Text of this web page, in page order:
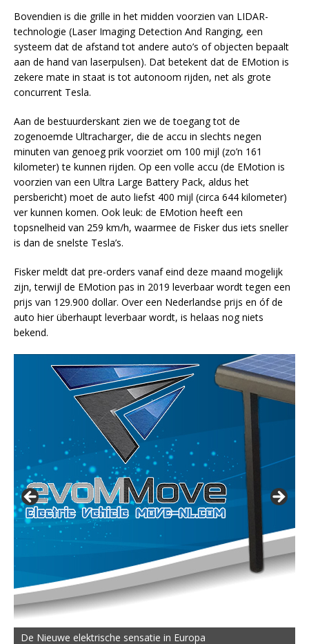
Bovendien is die grille in het midden voorzien van LIDAR-
technologie (Laser Imaging Detection And Ranging, een
systeem dat de afstand tot andere auto’s of objecten bepaalt
aan de hand van laserpulsen). Dat betekent dat de EMotion is
zekere mate in staat is tot autonoom rijden, net als grote
concurrent Tesla.
Aan de bestuurderskant zien we de toegang tot de
zogenoemde Ultracharger, die de accu in slechts negen
minuten van genoeg prik voorziet om 100 mijl (zo’n 161
kilometer) te kunnen rijden. Op een volle accu (de EMotion is
voorzien van een Ultra Large Battery Pack, aldus het
persbericht) moet de auto liefst 400 mijl (circa 644 kilometer)
ver kunnen komen. Ook leuk: de EMotion heeft een
topsnelheid van 259 km/h, waarmee de Fisker dus iets sneller
is dan de snelste Tesla’s.
Fisker meldt dat pre-orders vanaf eind deze maand mogelijk
zijn, terwijl de EMotion pas in 2019 leverbaar wordt tegen een
prijs van 129.900 dollar. Over een Nederlandse prijs en óf de
auto hier überhaupt leverbaar wordt, is helaas nog niets
bekend.
De Nieuwe elektrische sensatie in Europa